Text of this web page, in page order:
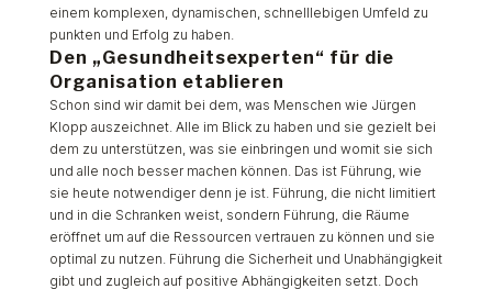
einem komplexen, dynamischen, schnelllebigen Umfeld zu
punkten und Erfolg zu haben.
Den „Gesundheitsexperten“ für die
Organisation etablieren
Schon sind wir damit bei dem, was Menschen wie Jürgen
Klopp auszeichnet. Alle im Blick zu haben und sie gezielt bei
dem zu unterstützen, was sie einbringen und womit sie sich
und alle noch besser machen können. Das ist Führung, wie
sie heute notwendiger denn je ist. Führung, die nicht limitiert
und in die Schranken weist, sondern Führung, die Räume
eröffnet um auf die Ressourcen vertrauen zu können und sie
optimal zu nutzen. Führung die Sicherheit und Unabhängigkeit
gibt und zugleich auf positive Abhängigkeiten setzt. Doch